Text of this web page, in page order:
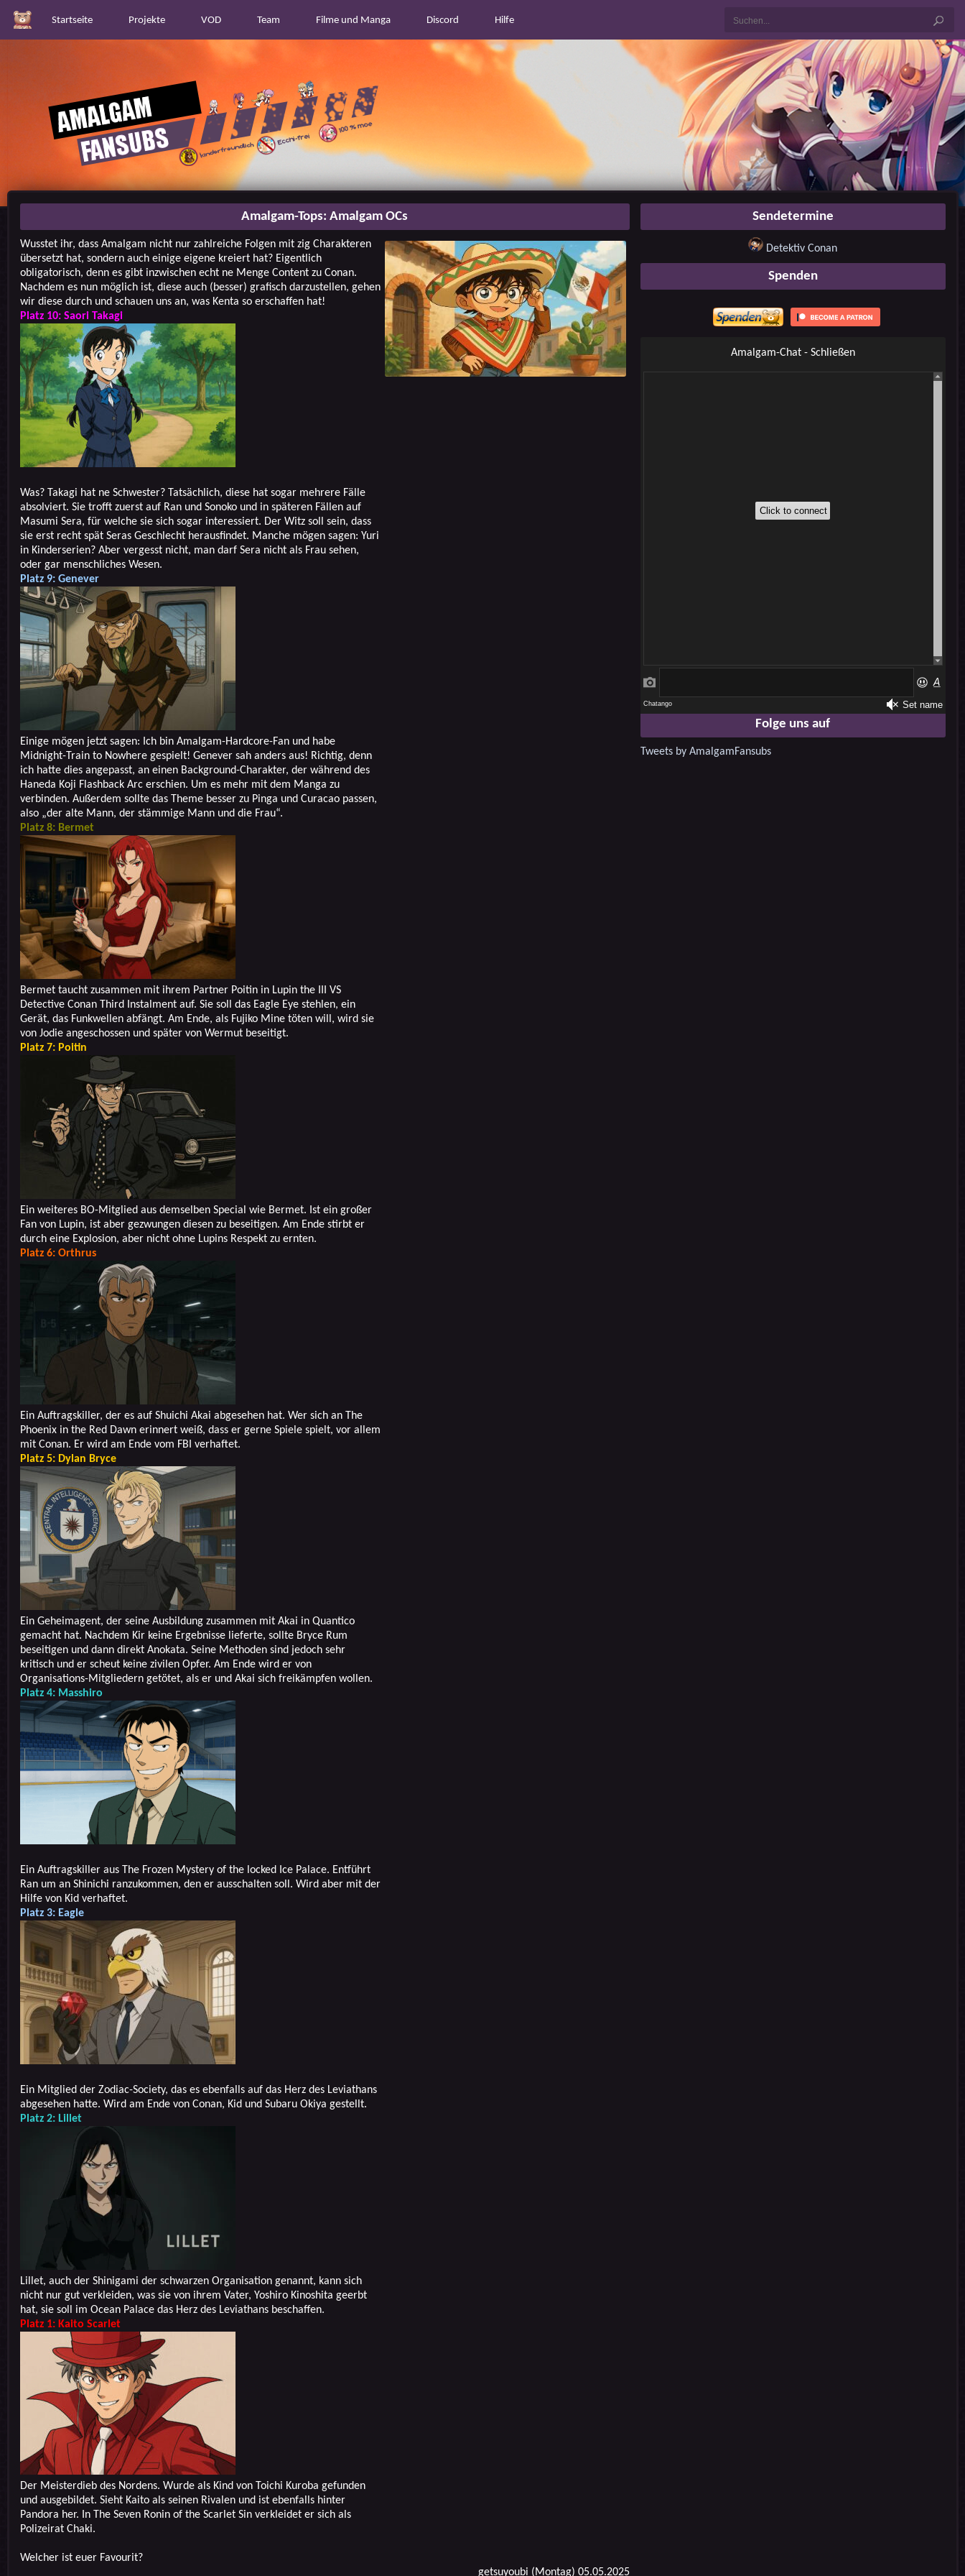
Startseite Projekte VOD Team Filme und Manga Discord Hilfe
Amalgam-Tops: Amalgam OCs
Wusstet ihr, dass Amalgam nicht nur zahlreiche Folgen mit zig Charakteren
übersetzt hat, sondern auch einige eigene kreiert hat? Eigentlich
obligatorisch, denn es gibt inzwischen echt ne Menge Content zu Conan.
Nachdem es nun möglich ist, diese auch (besser) grafisch darzustellen, gehen
wir diese durch und schauen uns an, was Kenta so erschaffen hat!
Platz 10: Saori Takagi
Was? Takagi hat ne Schwester? Tatsächlich, diese hat sogar mehrere Fälle
absolviert. Sie trofft zuerst auf Ran und Sonoko und in späteren Fällen auf
Masumi Sera, für welche sie sich sogar interessiert. Der Witz soll sein, dass
sie erst recht spät Seras Geschlecht herausfindet. Manche mögen sagen: Yuri
in Kinderserien? Aber vergesst nicht, man darf Sera nicht als Frau sehen,
oder gar menschliches Wesen.
Platz 9: Genever
Einige mögen jetzt sagen: Ich bin Amalgam-Hardcore-Fan und habe
Midnight-Train to Nowhere gespielt! Genever sah anders aus! Richtig, denn
ich hatte dies angepasst, an einen Background-Charakter, der während des
Haneda Koji Flashback Arc erschien. Um es mehr mit dem Manga zu
verbinden. Außerdem sollte das Theme besser zu Pinga und Curacao passen,
also „der alte Mann, der stämmige Mann und die Frau“.
Platz 8: Bermet
Bermet taucht zusammen mit ihrem Partner Poitin in Lupin the III VS
Detective Conan Third Instalment auf. Sie soll das Eagle Eye stehlen, ein
Gerät, das Funkwellen abfängt. Am Ende, als Fujiko Mine töten will, wird sie
von Jodie angeschossen und später von Wermut beseitigt.
Platz 7: Poitin
Ein weiteres BO-Mitglied aus demselben Special wie Bermet. Ist ein großer
Fan von Lupin, ist aber gezwungen diesen zu beseitigen. Am Ende stirbt er
durch eine Explosion, aber nicht ohne Lupins Respekt zu ernten.
Platz 6: Orthrus
Ein Auftragskiller, der es auf Shuichi Akai abgesehen hat. Wer sich an The
Phoenix in the Red Dawn erinnert weiß, dass er gerne Spiele spielt, vor allem
mit Conan. Er wird am Ende vom FBI verhaftet.
Platz 5: Dylan Bryce
Ein Geheimagent, der seine Ausbildung zusammen mit Akai in Quantico
gemacht hat. Nachdem Kir keine Ergebnisse lieferte, sollte Bryce Rum
beseitigen und dann direkt Anokata. Seine Methoden sind jedoch sehr
kritisch und er scheut keine zivilen Opfer. Am Ende wird er von
Organisations-Mitgliedern getötet, als er und Akai sich freikämpfen wollen.
Platz 4: Masshiro
Ein Auftragskiller aus The Frozen Mystery of the locked Ice Palace. Entführt
Ran um an Shinichi ranzukommen, den er ausschalten soll. Wird aber mit der
Hilfe von Kid verhaftet.
Platz 3: Eagle
Ein Mitglied der Zodiac-Society, das es ebenfalls auf das Herz des Leviathans
abgesehen hatte. Wird am Ende von Conan, Kid und Subaru Okiya gestellt.
Platz 2: Lillet
Lillet, auch der Shinigami der schwarzen Organisation genannt, kann sich
nicht nur gut verkleiden, was sie von ihrem Vater, Yoshiro Kinoshita geerbt
hat, sie soll im Ocean Palace das Herz des Leviathans beschaffen.
Platz 1: Kaito Scarlet
Der Meisterdieb des Nordens. Wurde als Kind von Toichi Kuroba gefunden
und ausgebildet. Sieht Kaito als seinen Rivalen und ist ebenfalls hinter
Pandora her. In The Seven Ronin of the Scarlet Sin verkleidet er sich als
Polizeirat Chaki.
Welcher ist euer Favourit?
getsuyoubi (Montag) 05.05.2025
Sendetermine
Detektiv Conan
Spenden
Amalgam-Chat - Schließen
Folge uns auf
Tweets by AmalgamFansubs